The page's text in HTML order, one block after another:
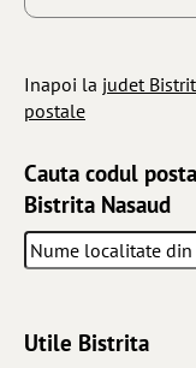
Inapoi la judet
postale
Cauta codul
Bistrita Nasaud
Utile Bistrita